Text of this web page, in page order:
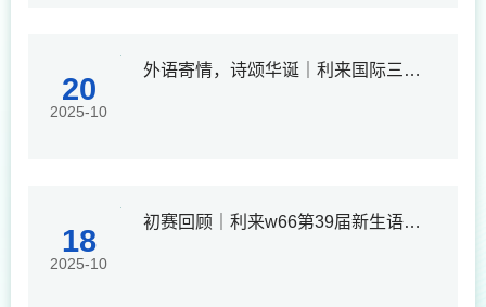
20
2025-10
外语寄情，诗颂华诞｜利来国际三行诗征集活动，邀你共抒家国情怀
18
2025-10
初赛回顾｜利来w66第39届新生语音语调大赛初赛落幕，10位选手晋级！